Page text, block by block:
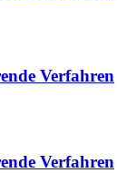
Verfahren
Verfahren